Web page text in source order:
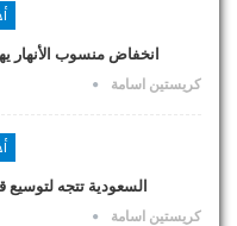
انخفاض منسوب الأنهار
كريستين اسامة
السعودية تتجه لتوسيع
كريستين اسامة